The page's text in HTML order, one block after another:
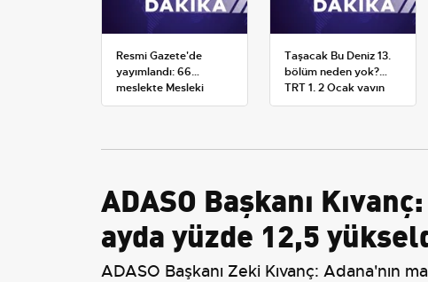
Resmi Gazete'de
yayımlandı: 66
meslekte Mesleki
Yeterlilik Belgesi
Taşacak Bu Deniz 13.
bölüm neden yok?
TRT 1, 2 Ocak yayın
planını değiştirdi
ADASO Başkanı
ayda yüzde 12,5
ADASO Başkanı Zeki Kıvanç: Adana'nın